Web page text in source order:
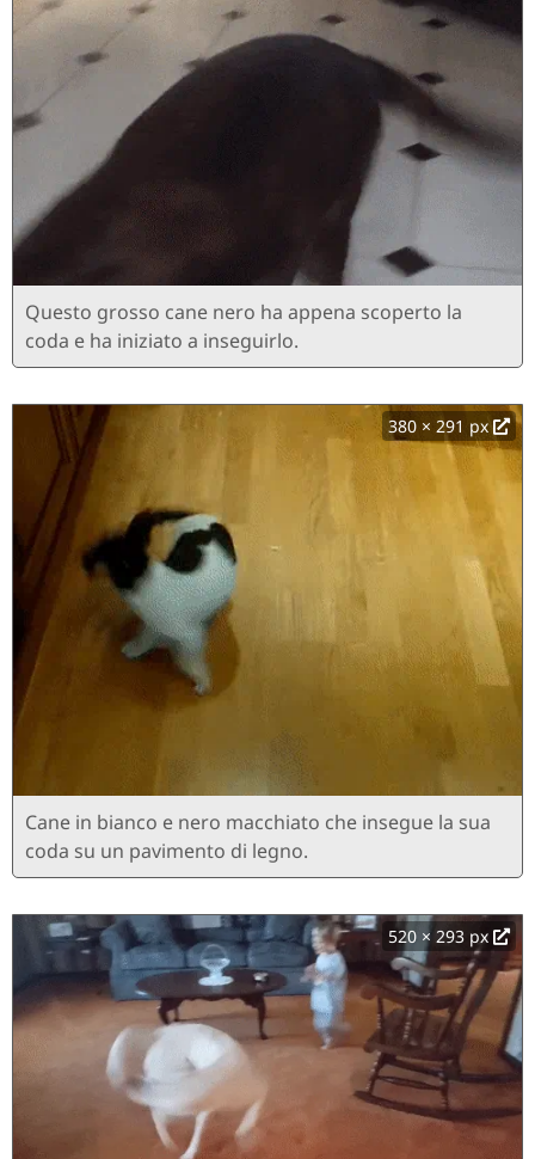
Questo grosso cane nero ha appena scoperto la
coda e ha iniziato a inseguirlo.
380 × 291 px
Cane in bianco e nero macchiato che insegue la sua
coda su un pavimento di legno.
520 × 293 px